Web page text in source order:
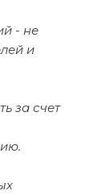
- не
и
за счет